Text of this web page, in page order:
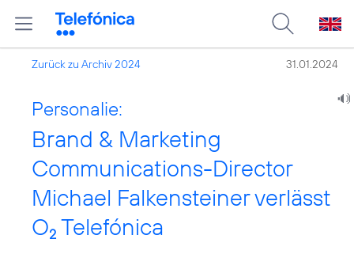
Zurück zu Archiv 2024 31.01.2024
Personalie:
Brand & Marketing
Communications-Director
Michael Falkensteiner verlässt
O2 Telefónica